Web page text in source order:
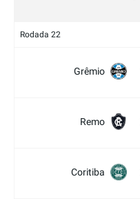
Rodada 22
Grêmio
Remo
Coritiba